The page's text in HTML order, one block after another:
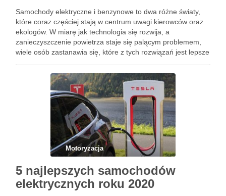
Samochody elektryczne i benzynowe to dwa różne światy,
które coraz częściej stają w centrum uwagi kierowców oraz
ekologów. W miarę jak technologia się rozwija, a
zanieczyszczenie powietrza staje się palącym problemem,
wiele osób zastanawia się, które z tych rozwiązań jest lepsze
Motoryzacja
5 najlepszych samochodów
elektrycznych roku 2020